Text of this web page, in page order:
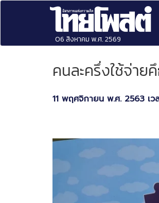
06 สิงหาคม พ.ศ. 2569
คนละครึ่งใช้จ่าย
11 พฤศจิกายน พ.ศ. 2563 เว